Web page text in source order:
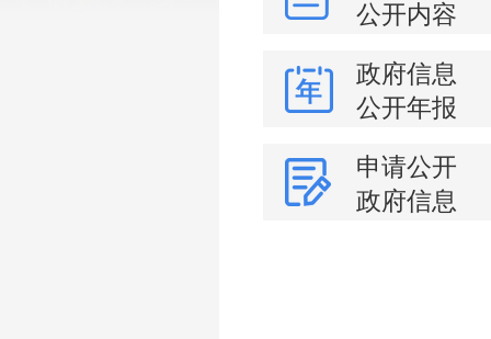
公开内容
政府信息
公开年报
申请公开
政府信息